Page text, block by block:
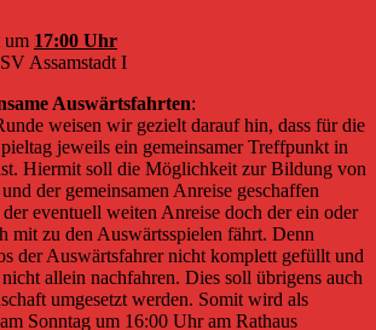
um 17:00 Uhr
Assamstadt I
Auswärtsfahrten:
weisen wir gezielt darauf hin, dass für die
jeweils ein gemeinsamer Treffpunkt in
Hiermit soll die Möglichkeit zur Bildung von
der gemeinsamen Anreise geschaffen
eventuell weiten Anreise doch der ein oder
mit zu den Auswärtsspielen fährt. Denn
der Auswärtsfahrer nicht komplett gefüllt und
allein nachfahren. Dies soll übrigens auch
umgesetzt werden. Somit wird als
Sonntag um 16:00 Uhr am Rathaus